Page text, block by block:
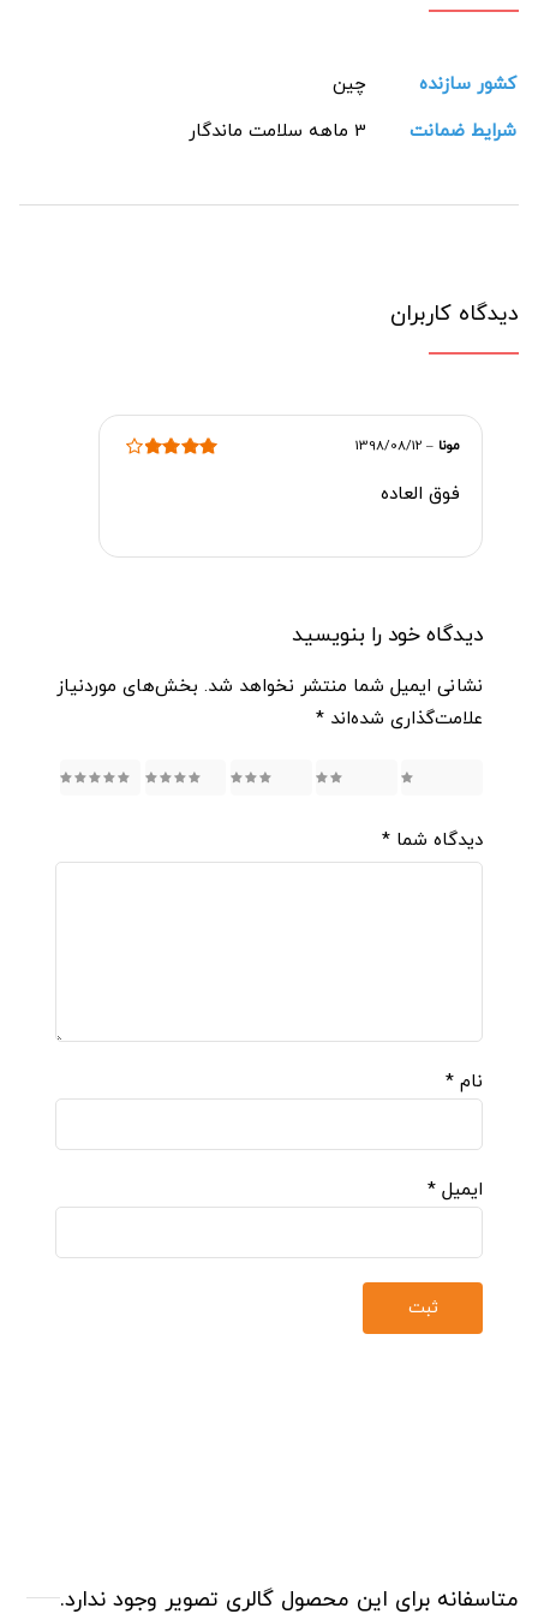
کشور سازنده
چین
شرایط ضمانت
3 ماهه سلامت ماندگار
دیدگاه کاربران
مونا –
1398/08/12
فوق العاده
دیدگاه خود را بنویسید
نشانی ایمیل شما منتشر نخواهد شد. بخش‌های موردنیاز
علامت‌گذاری شده‌اند *
5
دیدگاه شما *
نام *
ایمیل *
متاسفانه برای این محصول گالری تصویر وجود ندارد.